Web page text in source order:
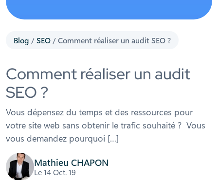
Blog /SEO /Comment réaliser un audit SEO ?
Comment réaliser un audit
SEO ?
Vous dépensez du temps et des ressources pour
votre site web sans obtenir le trafic souhaité ? Vous
vous demandez pourquoi […]
Mathieu CHAPON
Le 14 Oct. 19